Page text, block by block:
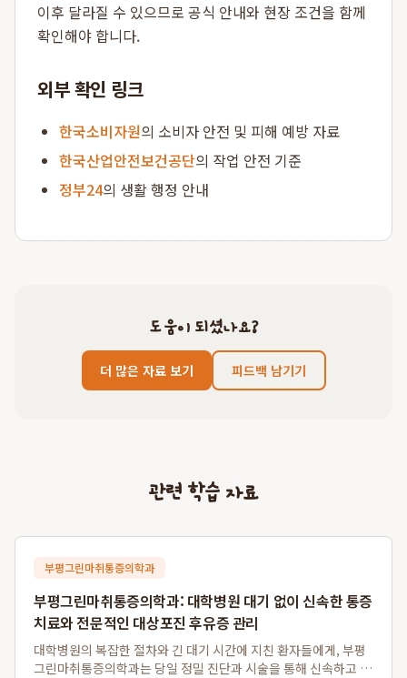
이후 달라질 수 있으므로 공식 안내와 현장 조건을 함께
확인해야 합니다.
외부 확인 링크
한국소비자원의 소비자 안전 및 피해 예방 자료
한국산업안전보건공단의 작업 안전 기준
정부24의 생활 행정 안내
도움이 되셨나요?
더 많은 자료 보기 피드백 남기기
관련 학습 자료
부평그린마취통증의학과
부평그린마취통증의학과: 대학병원 대기 없이 신속한 통증
치료와 전문적인 대상포진 후유증 관리
대학병원의 복잡한 절차와 긴 대기 시간에 지친 환자들에게, 부평
그린마취통증의학과는 당일 정밀 진단과 시술을 통해 신속하고 집